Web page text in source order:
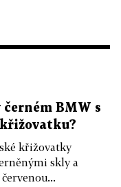
černém BMW s
křižovatky
skly a